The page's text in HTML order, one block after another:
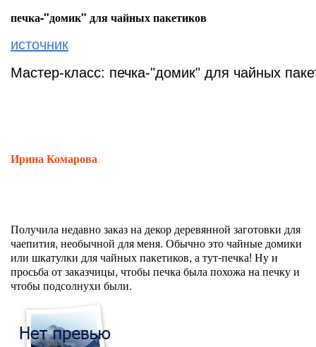
печка-"домик" для чайных пакетиков
источник
Мастер-класс: печка-"домик" для чайных
Ирина Комарова
Получила недавно заказ на декор деревянной заготовки для
чаепития, необычной для меня. Обычно это чайные домики
или шкатулки для чайных пакетиков, а тут-печка! Ну и
просьба от заказчицы, чтобы печка была похожа на печку и
чтобы подсолнухи были.